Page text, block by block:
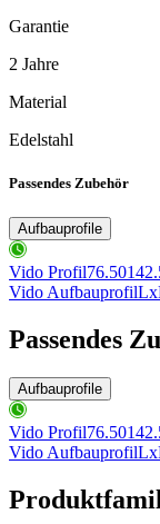
Garantie
2 Jahre
Material
Edelstahl
Passendes Zubehör
Aufbauprofile
Vido Profil
Vido Aufbauprofil
Passendes
Aufbauprofile
Vido Profil
Vido Aufbauprofil